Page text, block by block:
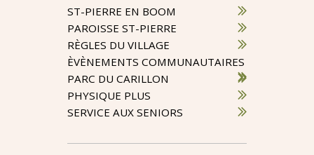
ST-PIERRE EN BOOM
PAROISSE ST-PIERRE
RÈGLES DU VILLAGE
ÈVÈNEMENTS COMMUNAUTAIRES
PARC DU CARILLON
PHYSIQUE PLUS
SERVICE AUX SENIORS